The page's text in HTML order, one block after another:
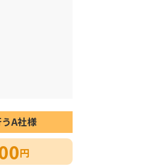
A社様
円